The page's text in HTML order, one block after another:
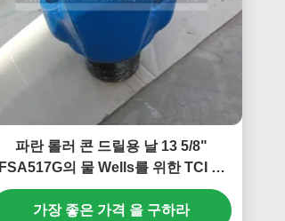
파란 롤러 콘 드릴용 날 13 5/8"
FSA517G의 물 Wells를 위한 TCI 드
릴용 날
가장 좋은 가격 을 구하라